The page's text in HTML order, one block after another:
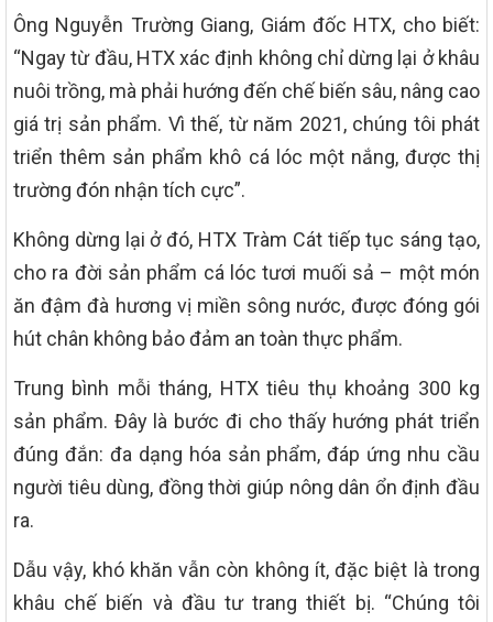
Ông Nguyễn Trường Giang, Giám đốc HTX, cho biết:
“Ngay từ đầu, HTX xác định không chỉ dừng lại ở khâu
nuôi trồng, mà phải hướng đến chế biến sâu, nâng cao
giá trị sản phẩm. Vì thế, từ năm 2021, chúng tôi phát
triển thêm sản phẩm khô cá lóc một nắng, được thị
trường đón nhận tích cực”.
Không dừng lại ở đó, HTX Tràm Cát tiếp tục sáng tạo,
cho ra đời sản phẩm cá lóc tươi muối sả – một món
ăn đậm đà hương vị miền sông nước, được đóng gói
hút chân không bảo đảm an toàn thực phẩm.
Trung bình mỗi tháng, HTX tiêu thụ khoảng 300 kg
sản phẩm. Đây là bước đi cho thấy hướng phát triển
đúng đắn: đa dạng hóa sản phẩm, đáp ứng nhu cầu
người tiêu dùng, đồng thời giúp nông dân ổn định đầu
ra.
Dẫu vậy, khó khăn vẫn còn không ít, đặc biệt là trong
khâu chế biến và đầu tư trang thiết bị. “Chúng tôi